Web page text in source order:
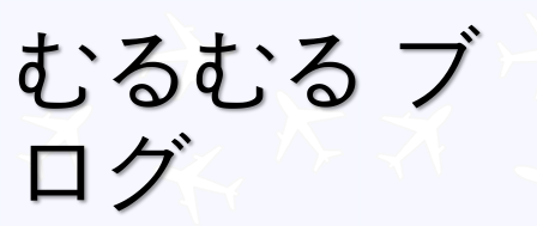
むるむる ブ
ログ